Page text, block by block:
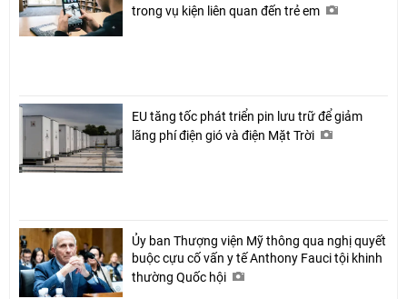
trong vụ kiện liên quan đến trẻ em
EU tăng tốc phát triển pin lưu trữ để giảm
lãng phí điện gió và điện Mặt Trời
Ủy ban Thượng viện Mỹ thông qua nghị quyết
buộc cựu cố vấn y tế Anthony Fauci tội khinh
thường Quốc hội